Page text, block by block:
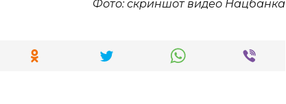
Фото: скриншот видео Нацбанка